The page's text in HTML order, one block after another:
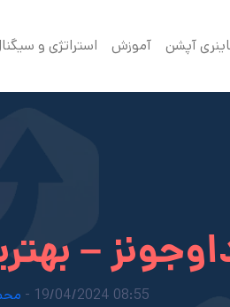
آپشن آموزش استراتژی و
–
08:55 19/04/2024 -